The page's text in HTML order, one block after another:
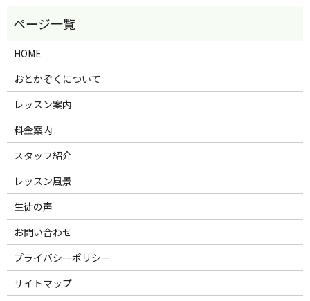
HOME
おとかぞくについて
レッスン案内
料金案内
スタッフ紹介
レッスン風景
生徒の声
お問い合わせ
プライバシーポリシー
サイトマップ